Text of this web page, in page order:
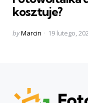
kosztuje?
Posted
byMarcin 19 lutego,